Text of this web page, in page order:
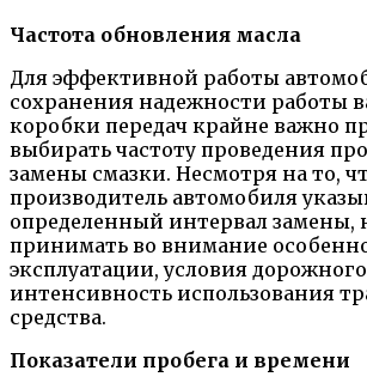
Частота обновления масла
Для эффективной работы
сохранения надежности работы
коробки передач крайне важно
выбирать частоту проведения
замены смазки. Несмотря на то,
производитель автомобиля
определенный интервал замены,
принимать во внимание
эксплуатации, условия
интенсивность использования
средства.
Показатели пробега и времени